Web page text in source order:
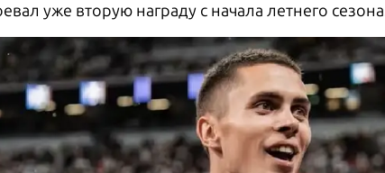
уже вторую награду с начала летнего